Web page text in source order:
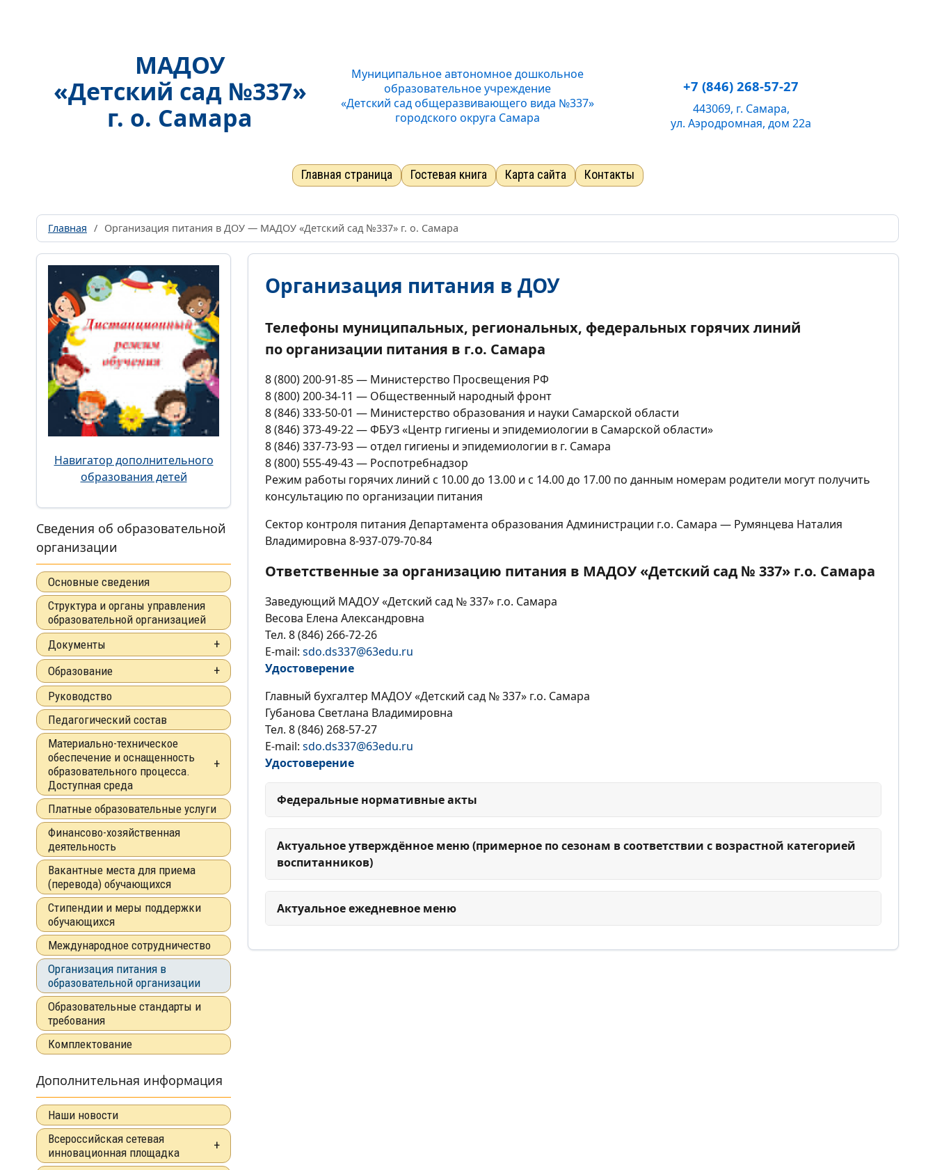
МАДОУ
«Детский сад №337»
г. о. Самара
Муниципальное автономное дошкольное
образовательное учреждение
«Детский сад общеразвивающего вида №337»
городского округа Самара
+7 (846) 268-57-27
443069, г. Самара,
ул. Аэродромная, дом 22а
Главная страница Гостевая книга Карта сайта Контакты
Главная / Организация питания в ДОУ — МАДОУ «Детский сад №337» г. о. Самара
Навигатор дополнительного
образования детей
Сведения об образовательной
организации
Основные сведения
Структура и органы управления
образовательной организацией
Документы
Образование
Руководство
Педагогический состав
Материально-техническое
обеспечение и оснащенность
образовательного процесса.
Доступная среда
Платные образовательные услуги
Финансово-хозяйственная
деятельность
Вакантные места для приема
(перевода) обучающихся
Стипендии и меры поддержки
обучающихся
Международное сотрудничество
Организация питания в
образовательной организации
Образовательные стандарты и
требования
Комплектование
Дополнительная информация
Наши новости
Всероссийская сетевая
инновационная площадка
Организация питания в ДОУ
Телефоны муниципальных, региональных, федеральных горячих линий
по организации питания в г.о. Самара
8 (800) 200-91-85 — Министерство Просвещения РФ
8 (800) 200-34-11 — Общественный народный фронт
8 (846) 333-50-01 — Министерство образования и науки Самарской области
8 (846) 373-49-22 — ФБУЗ «Центр гигиены и эпидемиологии в Самарской области»
8 (846) 337-73-93 — отдел гигиены и эпидемиологии в г. Самара
8 (800) 555-49-43 — Роспотребнадзор
Режим работы горячих линий с 10.00 до 13.00 и с 14.00 до 17.00 по данным номерам родители могут получить
консультацию по организации питания
Сектор контроля питания Департамента образования Администрации г.о. Самара — Румянцева Наталия
Владимировна 8-937-079-70-84
Ответственные за организацию питания в МАДОУ «Детский сад № 337» г.о. Самара
Заведующий МАДОУ «Детский сад № 337» г.о. Самара
Весова Елена Александровна
Тел. 8 (846) 266-72-26
E-mail: sdo.ds337@63edu.ru
Удостоверение
Главный бухгалтер МАДОУ «Детский сад № 337» г.о. Самара
Губанова Светлана Владимировна
Тел. 8 (846) 268-57-27
E-mail: sdo.ds337@63edu.ru
Удостоверение
Федеральные нормативные акты
Актуальное утверждённое меню (примерное по сезонам в соответствии с возрастной категорией
воспитанников)
Актуальное ежедневное меню